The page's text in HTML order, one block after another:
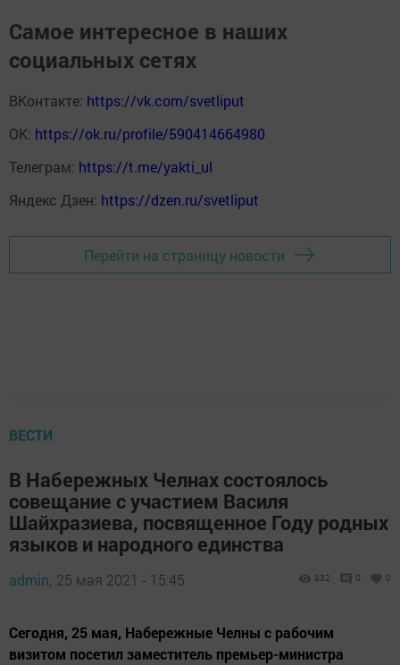
Самое интересное в наших
социальных сетях
ВКонтакте: https://vk.com/svetliput
ОК: https://ok.ru/profile/590414664980
Телеграм: https://t.me/yakti_ul
Яндекс Дзен: https://dzen.ru/svetliput
Перейти на страницу новости
ВЕСТИ
В Набережных Челнах состоялось
совещание с участием Василя
Шайхразиева, посвященное Году родных
языков и народного единства
admin, 25 мая 2021 - 15:45 832 0 0
Сегодня, 25 мая, Набережные Челны с рабочим
визитом посетил заместитель премьер-министра